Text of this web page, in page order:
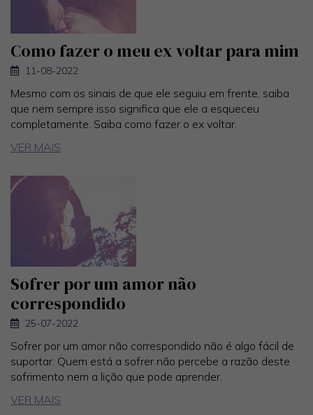
Como fazer o meu ex voltar para mim
11-08-2022
Mesmo com os sinais de que ele seguiu em frente, saiba
que nem sempre isso significa que ele a esqueceu
completamente. Saiba como fazer o ex voltar.
VER MAIS
Sofrer por um amor não
correspondido
25-07-2022
Sofrer por um amor não correspondido não é algo fácil de
suportar. Quem está a sofrer não percebe a razão deste
sofrimento nem a lição que pode aprender.
VER MAIS